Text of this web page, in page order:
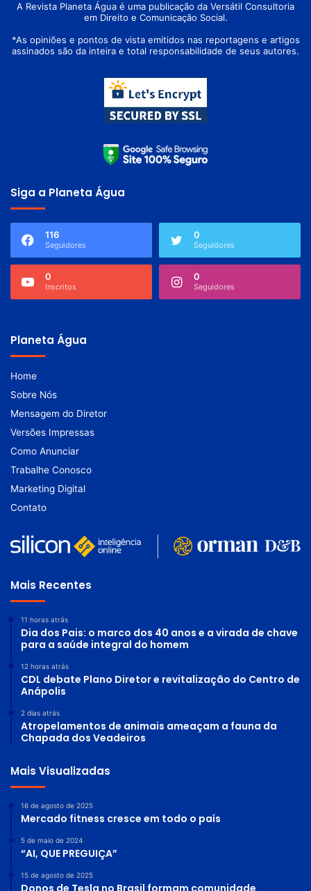
A Revista Planeta Água é uma publicação da Versátil Consultoria
em Direito e Comunicação Social.
*As opiniões e pontos de vista emitidos nas reportagens e artigos
assinados são da inteira e total responsabilidade de seus autores.
Siga a Planeta Água
116
Seguidores
0
Seguidores
0
Inscritos
0
Seguidores
Planeta Água
Home
Sobre Nós
Mensagem do Diretor
Versões Impressas
Como Anunciar
Trabalhe Conosco
Marketing Digital
Contato
Mais Recentes
11 horas atrás
Dia dos Pais: o marco dos 40 anos e a virada de chave
para a saúde integral do homem
12 horas atrás
CDL debate Plano Diretor e revitalização do Centro de
Anápolis
2 dias atrás
Atropelamentos de animais ameaçam a fauna da
Chapada dos Veadeiros
Mais Visualizadas
16 de agosto de 2025
Mercado fitness cresce em todo o país
5 de maio de 2024
“AI, QUE PREGUIÇA”
15 de agosto de 2025